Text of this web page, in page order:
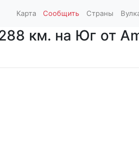
Карта Сообщить Страны
км. на Юг от